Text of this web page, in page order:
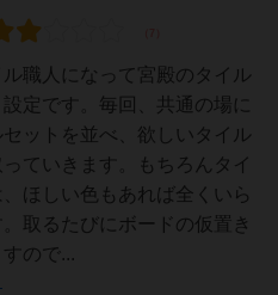
職人になって宮殿のタイル
定です。毎回、共通の場に
ットを並べ、欲しいタイル
ていきます。もちろんタイ
ほしい色もあれば全くいら
取るたびにボードの仮置き
ので...